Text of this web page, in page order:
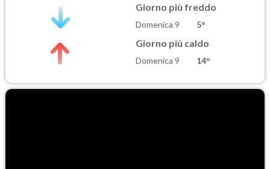
Giorno più freddo
Domenica 9 5°
Giorno più caldo
Domenica 9 14°